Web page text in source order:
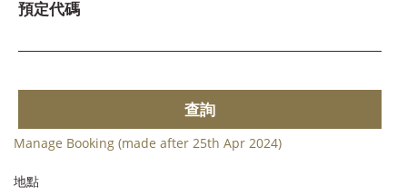
預定代碼
查詢
Manage Booking (made after 25th Apr 2024)
地點